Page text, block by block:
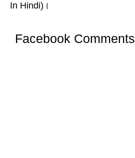
In Hindi)।
Facebook Comments